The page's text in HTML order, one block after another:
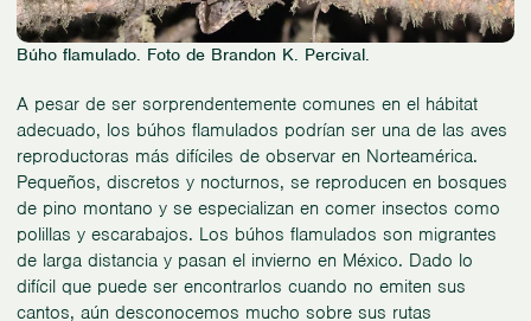
Búho flamulado. Foto de Brandon K. Percival.
A pesar de ser sorprendentemente comunes en el hábitat
adecuado, los búhos flamulados podrían ser una de las aves
reproductoras más difíciles de observar en Norteamérica.
Pequeños, discretos y nocturnos, se reproducen en bosques
de pino montano y se especializan en comer insectos como
polillas y escarabajos. Los búhos flamulados son migrantes
de larga distancia y pasan el invierno en México. Dado lo
difícil que puede ser encontrarlos cuando no emiten sus
cantos, aún desconocemos mucho sobre sus rutas